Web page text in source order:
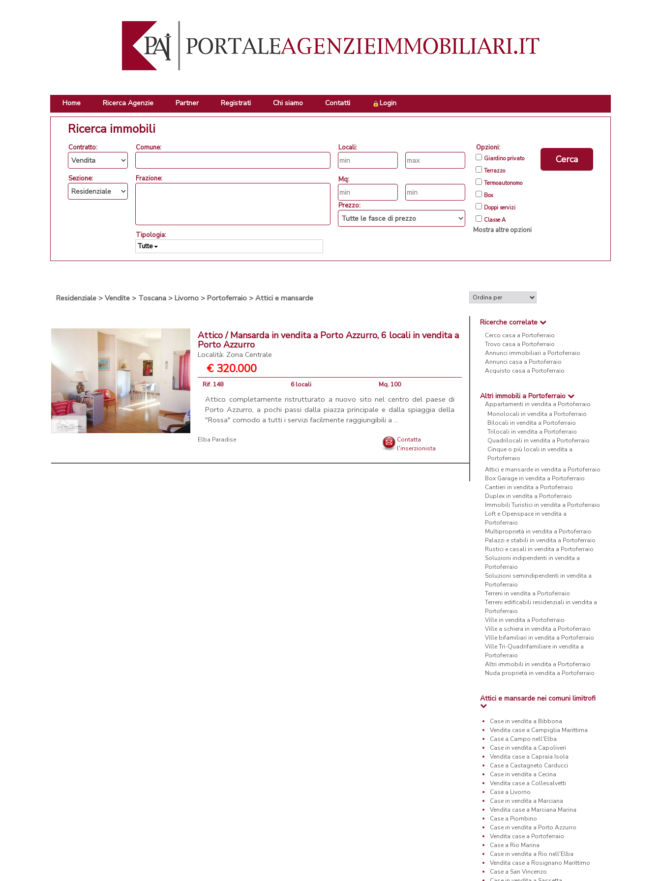
Home Ricerca Agenzie Partner Registrati Chi siamo Contatti Login
Ricerca immobili
Contratto:
Sezione:
Comune:
Frazione:
Tipologia:
Tutte
Locali:
Mq:
Prezzo:
Opzioni:
Giardino privato
Terrazzo
Termoautonomo
Box
Doppi servizi
Classe A
Mostra altre opzioni
Cerca
Residenziale > Vendite > Toscana > Livorno > Portoferraio > Attici e mansarde
Attico / Mansarda in vendita a Porto Azzurro, 6 locali in vendita a
Porto Azzurro
Località: Zona Centrale
€ 320.000
Rif. 148 6 locali Mq. 100
Attico completamente ristrutturato a nuovo sito nel centro del paese di
Porto Azzurro, a pochi passi dalla piazza principale e dalla spiaggia della
"Rossa" comodo a tutti i servizi facilmente raggiungibili a ...
Elba Paradise
Contatta
l'inserzionista
Ricerche correlate
Cerco casa a Portoferraio
Trovo casa a Portoferraio
Annunci immobiliari a Portoferraio
Annunci casa a Portoferraio
Acquisto casa a Portoferraio
Altri immobili a Portoferraio
Appartamenti in vendita a Portoferraio
Monolocali in vendita a Portoferraio
Bilocali in vendita a Portoferraio
Trilocali in vendita a Portoferraio
Quadrilocali in vendita a Portoferraio
Cinque o più locali in vendita a
Portoferraio
Attici e mansarde in vendita a Portoferraio
Box Garage in vendita a Portoferraio
Cantieri in vendita a Portoferraio
Duplex in vendita a Portoferraio
Immobili Turistici in vendita a Portoferraio
Loft e Openspace in vendita a
Portoferraio
Multiproprietà in vendita a Portoferraio
Palazzi e stabili in vendita a Portoferraio
Rustici e casali in vendita a Portoferraio
Soluzioni indipendenti in vendita a
Portoferraio
Soluzioni semindipendenti in vendita a
Portoferraio
Terreni in vendita a Portoferraio
Terreni edificabili residenziali in vendita a
Portoferraio
Ville in vendita a Portoferraio
Ville a schiera in vendita a Portoferraio
Ville bifamiliari in vendita a Portoferraio
Ville Tri-Quadrifamiliare in vendita a
Portoferraio
Altri immobili in vendita a Portoferraio
Nuda proprietà in vendita a Portoferraio
Attici e mansarde nei comuni limitrofi
Case in vendita a Bibbona
Vendita case a Campiglia Marittima
Case a Campo nell'Elba
Case in vendita a Capoliveri
Vendita case a Capraia Isola
Case a Castagneto Carducci
Case in vendita a Cecina
Vendita case a Collesalvetti
Case a Livorno
Case in vendita a Marciana
Vendita case a Marciana Marina
Case a Piombino
Case in vendita a Porto Azzurro
Vendita case a Portoferraio
Case a Rio Marina
Case in vendita a Rio nell'Elba
Vendita case a Rosignano Marittimo
Case a San Vincenzo